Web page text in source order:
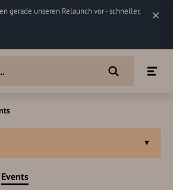
gerade unseren Relaunch vor - schneller,
Events